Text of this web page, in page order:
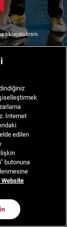
tıklayabilirsin.
İnternet
edilen
butonuna
Website